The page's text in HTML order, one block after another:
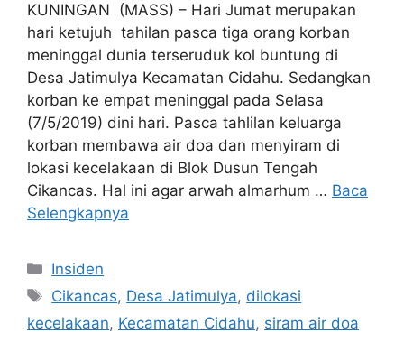
KUNINGAN (MASS) – Hari Jumat merupakan
hari ketujuh tahilan pasca tiga orang korban
meninggal dunia terseruduk kol buntung di
Desa Jatimulya Kecamatan Cidahu. Sedangkan
korban ke empat meninggal pada Selasa
(7/5/2019) dini hari. Pasca tahlilan keluarga
korban membawa air doa dan menyiram di
lokasi kecelakaan di Blok Dusun Tengah
Cikancas. Hal ini agar arwah almarhum … Baca
Selengkapnya
Kategori
Insiden
Tag
Cikancas, Desa Jatimulya, dilokasi
kecelakaan, Kecamatan Cidahu, siram air doa